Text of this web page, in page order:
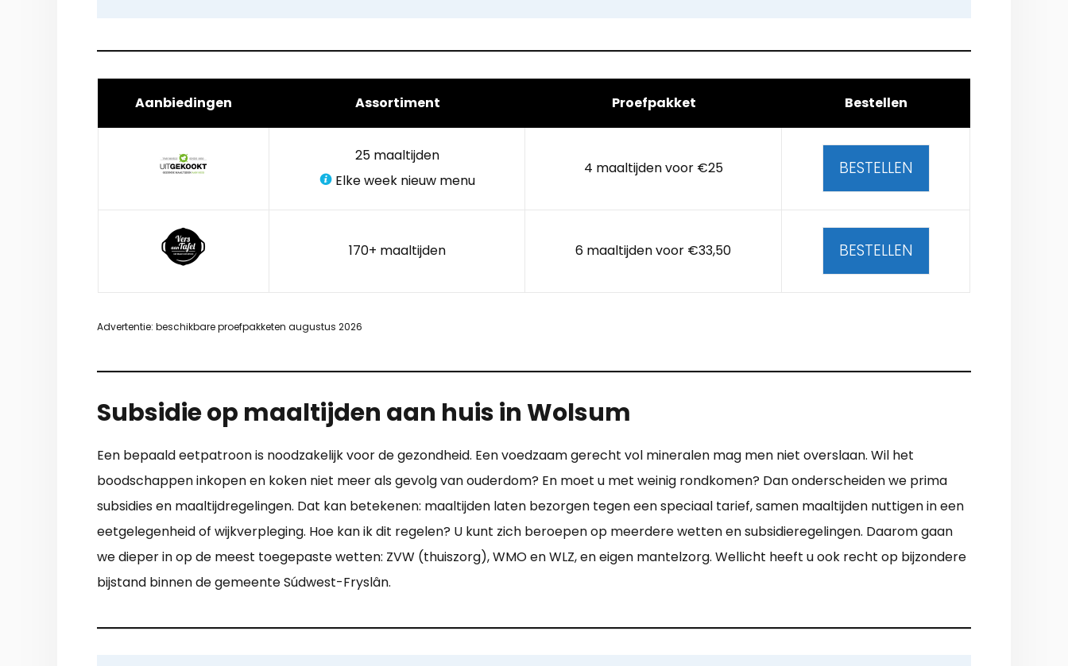
Aanbiedingen Assortiment Proefpakket Bestellen
25 maaltijden
Elke week nieuw menu
4 maaltijden voor €25 BESTELLEN
170+ maaltijden 6 maaltijden voor €33,50 BESTELLEN
Advertentie: beschikbare proefpakketen augustus 2026
Subsidie op maaltijden aan huis in Wolsum
Een bepaald eetpatroon is noodzakelijk voor de gezondheid. Een voedzaam gerecht vol mineralen mag men niet overslaan. Wil het
boodschappen inkopen en koken niet meer als gevolg van ouderdom? En moet u met weinig rondkomen? Dan onderscheiden we prima
subsidies en maaltijdregelingen. Dat kan betekenen: maaltijden laten bezorgen tegen een speciaal tarief, samen maaltijden nuttigen in een
eetgelegenheid of wijkverpleging. Hoe kan ik dit regelen? U kunt zich beroepen op meerdere wetten en subsidieregelingen. Daarom gaan
we dieper in op de meest toegepaste wetten: ZVW (thuiszorg), WMO en WLZ, en eigen mantelzorg. Wellicht heeft u ook recht op bijzondere
bijstand binnen de gemeente Súdwest-Fryslân.